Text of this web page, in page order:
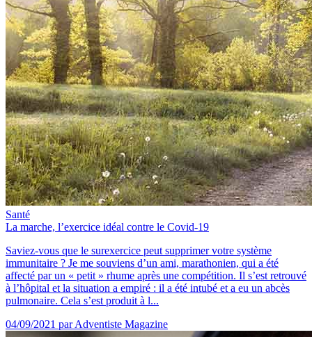
Santé
La marche, l’exercice idéal contre le Covid-19
Saviez-vous que le surexercice peut supprimer votre système
immunitaire ? Je me souviens d’un ami, marathonien, qui a été
affecté par un « petit » rhume après une compétition. Il s’est retrouvé
à l’hôpital et la situation a empiré : il a été intubé et a eu un abcès
pulmonaire. Cela s’est produit à l...
04/09/2021 par Adventiste Magazine